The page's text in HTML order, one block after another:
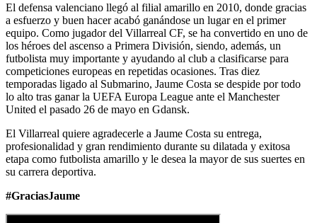
El defensa valenciano llegó al filial amarillo en 2010, donde gracias
a esfuerzo y buen hacer acabó ganándose un lugar en el primer
equipo. Como jugador del Villarreal CF, se ha convertido en uno de
los héroes del ascenso a Primera División, siendo, además, un
futbolista muy importante y ayudando al club a clasificarse para
competiciones europeas en repetidas ocasiones. Tras diez
temporadas ligado al Submarino, Jaume Costa se despide por todo
lo alto tras ganar la UEFA Europa League ante el Manchester
United el pasado 26 de mayo en Gdansk.
El Villarreal quiere agradecerle a Jaume Costa su entrega,
profesionalidad y gran rendimiento durante su dilatada y exitosa
etapa como futbolista amarillo y le desea la mayor de sus suertes en
su carrera deportiva.
#GraciasJaume